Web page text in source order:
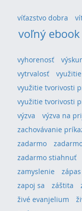
víťazstvo dobra
voľný
vyhorenosť
vytrvalosť
využitie tvorivosti
využitie tvorivosti
výzva
výzva na
zachovávanie
zadarmo
zadarmo stiahnuť
zamyslenie
zápas
zapoj sa
záštita
živé evanjelium